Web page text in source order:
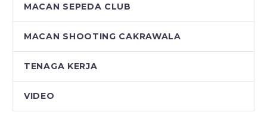
MACAN SEPEDA CLUB
MACAN SHOOTING CAKRAWALA
TENAGA KERJA
VIDEO